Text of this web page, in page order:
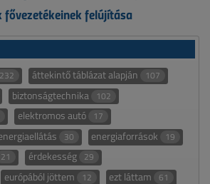
fővezetékeinek felújítása
232 áttekintő táblázat alapján 107
biztonságtechnika 102
elektromos autó 17
30 energiaforrások 19
21 érdekesség 29
európából jöttem 12 ezt láttam 61